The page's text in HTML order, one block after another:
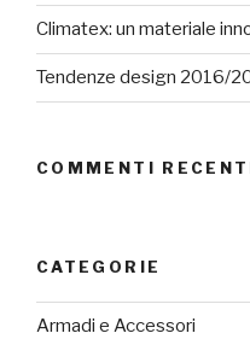
Climatex: un materiale
Tendenze design 2016/
COMMENTI
CATEGORIE
Armadi e Accessori